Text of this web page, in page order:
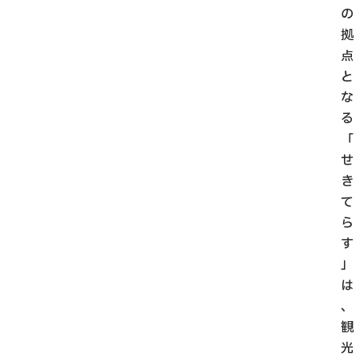
の
拠
点
と
な
る
「
せ
き
て
ら
す
」
は
、
観
光